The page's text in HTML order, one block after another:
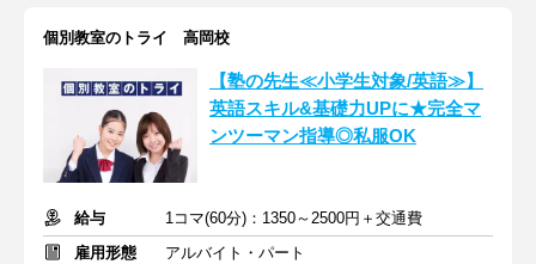
個別教室のトライ 高岡校
【塾の先生≪小学生対象/英語≫】
英語スキル&基礎力UPに★完全マ
ンツーマン指導◎私服OK
給与
1コマ(60分)：1350～2500円＋交通費
雇用形態
アルバイト・パート